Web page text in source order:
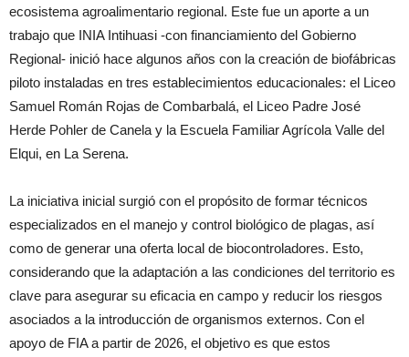
ecosistema agroalimentario regional. Este fue un aporte a un
trabajo que INIA Intihuasi -con financiamiento del Gobierno
Regional- inició hace algunos años con la creación de biofábricas
piloto instaladas en tres establecimientos educacionales: el Liceo
Samuel Román Rojas de Combarbalá, el Liceo Padre José
Herde Pohler de Canela y la Escuela Familiar Agrícola Valle del
Elqui, en La Serena.
La iniciativa inicial surgió con el propósito de formar técnicos
especializados en el manejo y control biológico de plagas, así
como de generar una oferta local de biocontroladores. Esto,
considerando que la adaptación a las condiciones del territorio es
clave para asegurar su eficacia en campo y reducir los riesgos
asociados a la introducción de organismos externos. Con el
apoyo de FIA a partir de 2026, el objetivo es que estos